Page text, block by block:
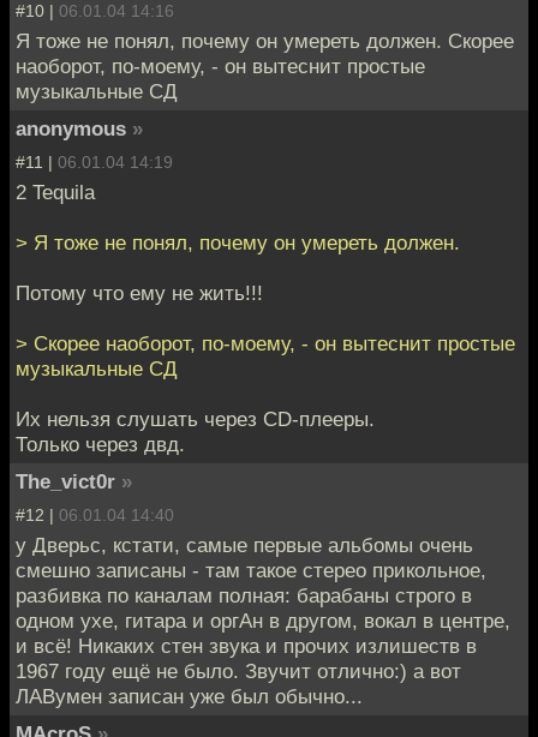
#10 | 06.01.04 14:16
Я тоже не понял, почему он умереть должен. Скорее
наоборот, по-моему, - он вытеснит простые
музыкальные СД
anonymous »
#11 | 06.01.04 14:19
2 Tequila
> Я тоже не понял, почему он умереть должен.
Потому что ему не жить!!!
> Скорее наоборот, по-моему, - он вытеснит простые
музыкальные СД
Их нельзя слушать через CD-плееры.
Только через двд.
The_vict0r »
#12 | 06.01.04 14:40
у Дверьс, кстати, самые первые альбомы очень
смешно записаны - там такое стерео прикольное,
разбивка по каналам полная: барабаны строго в
одном ухе, гитара и оргАн в другом, вокал в центре,
и всё! Никаких стен звука и прочих излишеств в
1967 году ещё не было. Звучит отлично:) а вот
ЛАВумен записан уже был обычно...